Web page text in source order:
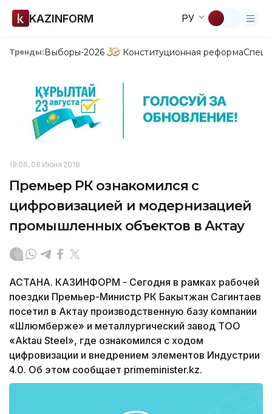
KAZINFORM РУ
Тренды:Выборы-2026 Конституционная реформа
19:06, 08 Июня 2018
Премьер РК ознакомился с
цифровизацией и модернизацией
промышленных объектов в Актау
АСТАНА. КАЗИНФОРМ - Сегодня в рамках рабочей
поездки Премьер-Министр РК Бакытжан Сагинтаев
посетил в Актау производственную базу компании
«Шлюмберже» и металлургический завод ТОО
«Aktau Steel», где ознакомился с ходом
цифровизации и внедрением элементов Индустрии
4.0. Об этом сообщает primeminister.kz.